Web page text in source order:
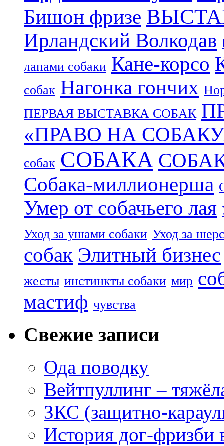
Бишон фризе
Ирландский Волкодав
лапами собаки Кане-корсо
собак Нагонка гончих
ПЕРВАЯ ВЫСТАВКА СОБАК
«ПРАВО НА
собак СОБАКА
Собака-миллионерша
Умер от собачьего лая
Уход за ушами собаки Уход за
собак Элитный бизнес
жесты инстинкты собаки мир
мастиф чувства
Свежие записи
Ода поводку
Вейтпуллинг –
ЗКС (защитно-
История дог-фризби